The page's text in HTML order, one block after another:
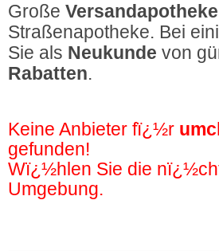
Große
Straßenapotheke. Bei
Sie als Neukunde von
Rabatten.
Keine Anbieter fï¿½r
gefunden!
Wï¿½hlen Sie die
Umgebung.